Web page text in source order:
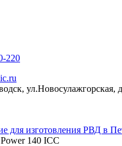
220
ул.Новосулажгорская,
для изготовления РВД в
140 ICC